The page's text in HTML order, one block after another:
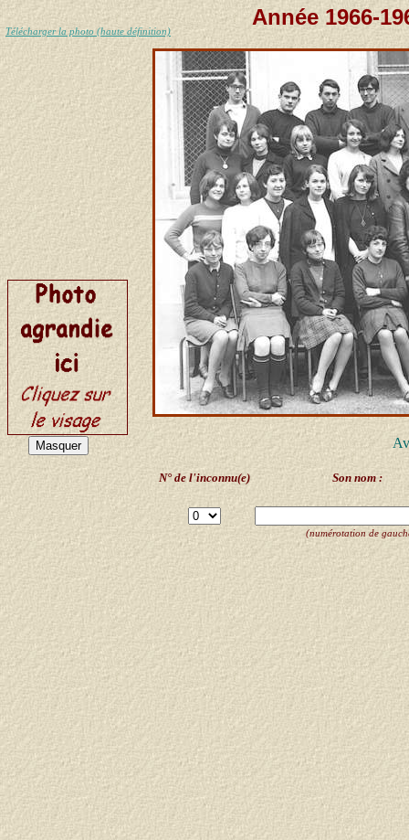
Télécharger la photo (haute définition)
Année 1966-
N° de l'inconnu(e) Son nom :
(numérotation de